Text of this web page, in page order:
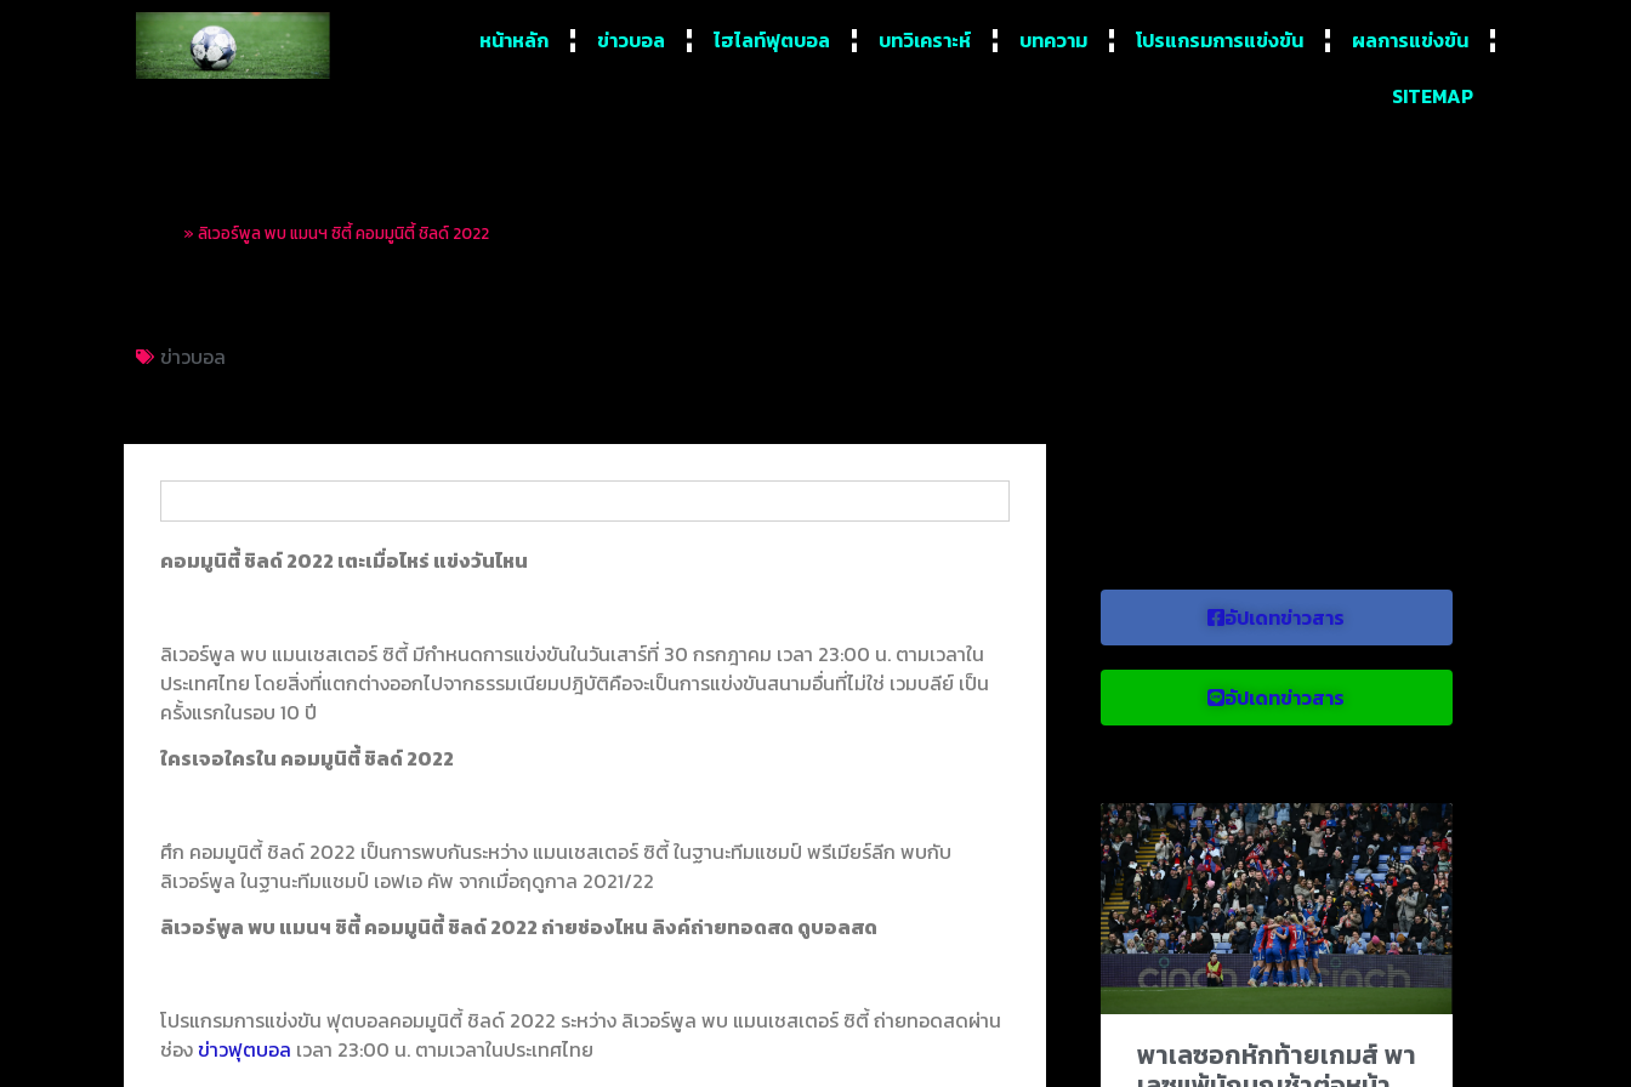
หน้าหลัก ข่าวบอล ไฮไลท์ฟุตบอล บทวิเคราะห์ บทความ โปรแกรมการแข่งขัน
ผลการแข่งขัน
SITEMAP
» ลิเวอร์พูล พบ แมนฯ ซิตี้ คอมมูนิตี้ ชิลด์ 2022
ข่าวบอล
คอมมูนิตี้ ชิลด์ 2022 เตะเมื่อไหร่ แข่งวันไหน
ลิเวอร์พูล พบ แมนเชสเตอร์ ซิตี้ มีกำหนดการแข่งขันในวันเสาร์ที่ 30 กรกฎาคม เวลา 23:00 น. ตามเวลาใน
ประเทศไทย โดยสิ่งที่แตกต่างออกไปจากธรรมเนียมปฎิบัติคือจะเป็นการแข่งขันสนามอื่นที่ไม่ใช่ เวมบลีย์ เป็น
ครั้งแรกในรอบ 10 ปี
ใครเจอใครใน คอมมูนิตี้ ชิลด์ 2022
ศึก คอมมูนิตี้ ชิลด์ 2022 เป็นการพบกันระหว่าง แมนเชสเตอร์ ซิตี้ ในฐานะทีมแชมป์ พรีเมียร์ลีก พบกับ
ลิเวอร์พูล ในฐานะทีมแชมป์ เอฟเอ คัพ จากเมื่อฤดูกาล 2021/22
ลิเวอร์พูล พบ แมนฯ ซิตี้ คอมมูนิตี้ ชิลด์ 2022 ถ่ายช่องไหน ลิงค์ถ่ายทอดสด ดูบอลสด
โปรแกรมการแข่งขัน ฟุตบอลคอมมูนิตี้ ชิลด์ 2022 ระหว่าง ลิเวอร์พูล พบ แมนเชสเตอร์ ซิตี้ ถ่ายทอดสดผ่าน
ช่อง ข่าวฟุตบอล เวลา 23:00 น. ตามเวลาในประเทศไทย
อัปเดทข่าวสาร
อัปเดทข่าวสาร
พาเลซอกหักท้ายเกมส์ พา